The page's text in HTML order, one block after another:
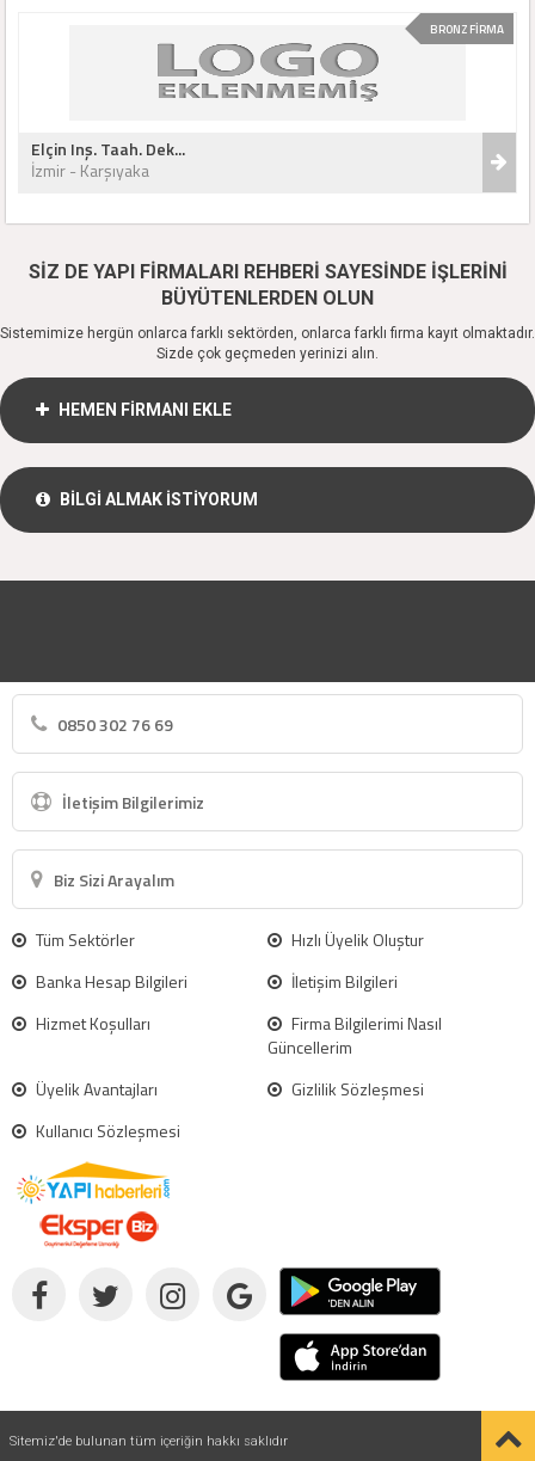
BRONZ FİRMA
Elçin Inş. Taah. Dek...
İzmir - Karşıyaka
SİZ DE YAPI FİRMALARI REHBERİ SAYESİNDE İŞLERİNİ
BÜYÜTENLERDEN OLUN
Sistemimize hergün onlarca farklı sektörden, onlarca farklı firma kayıt olmaktadır.
Sizde çok geçmeden yerinizi alın.
HEMEN FİRMANI EKLE
BİLGİ ALMAK İSTİYORUM
0850 302 76 69
İletişim Bilgilerimiz
Biz Sizi Arayalım
Tüm Sektörler
Hızlı Üyelik Oluştur
Banka Hesap Bilgileri
İletişim Bilgileri
Hizmet Koşulları
Firma Bilgilerimi Nasıl
Güncellerim
Üyelik Avantajları
Gizlilik Sözleşmesi
Kullanıcı Sözleşmesi
Sitemiz'de bulunan tüm içeriğin hakkı saklıdır